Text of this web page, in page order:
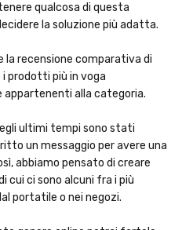
CERCA
qualcosa di questa
la soluzione più adatta.
la recensione comparativa di
i prodotti più in voga
alla categoria.
ultimi tempi sono stati
un messaggio per avere una
abbiamo pensato di creare
cui ci sono alcuni fra i più
portatile o nei negozi.